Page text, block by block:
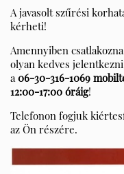
A javasolt szűrési
kérheti!
Amennyiben
olyan kedves
a 06-30-316-1069
12:00-17:00 óráig!
Telefonon fogjuk
az Ön részére.